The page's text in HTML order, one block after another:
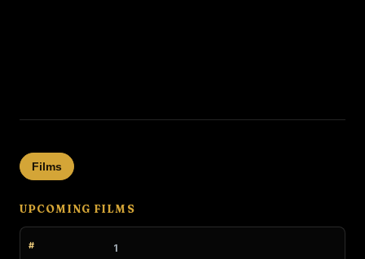
Films
UPCOMING FILMS
1